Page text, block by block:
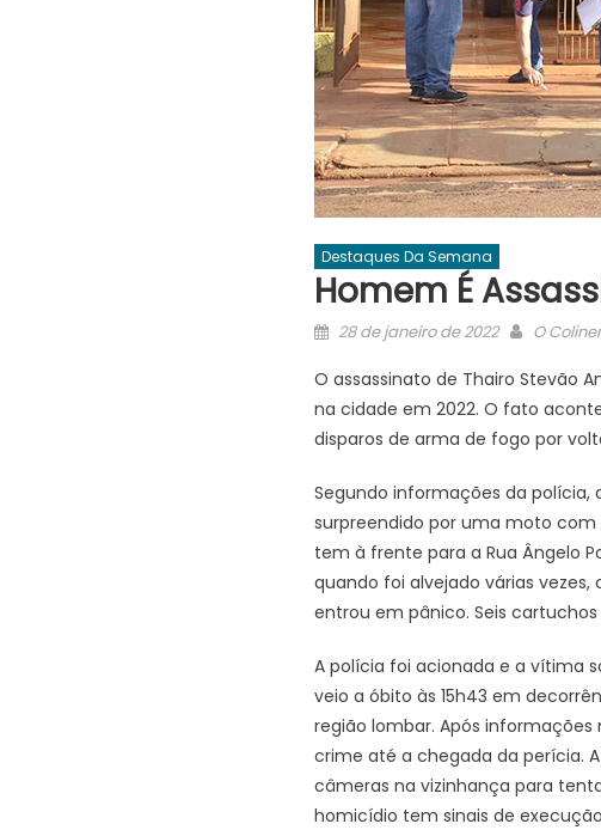
Destaques Da Semana
Homem É
Posted
28 de janeiro de 2022 Author
O
O assassinato de Thairo Stevão
na cidade em 2022. O fato
disparos de arma de fogo por
Segundo informações da polícia,
surpreendido por uma moto com
tem à frente para a Rua Ângelo
quando foi alvejado várias
entrou em pânico. Seis
A polícia foi acionada e a vítima
veio a óbito às 15h43 em
região lombar. Após informações
crime até a chegada da perícia.
câmeras na vizinhança para
homicídio tem sinais de